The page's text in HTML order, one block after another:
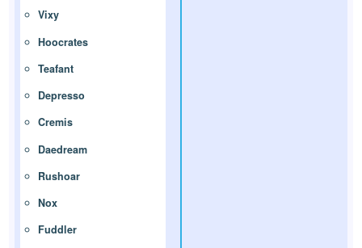
Vixy
Hoocrates
Teafant
Depresso
Cremis
Daedream
Rushoar
Nox
Fuddler